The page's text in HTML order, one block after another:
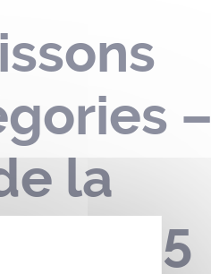
–
la
2025